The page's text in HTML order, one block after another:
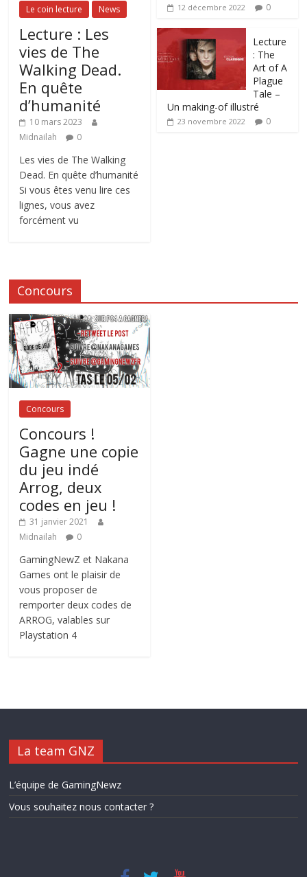
Le coin lecture News
Lecture : Les
vies de The
Walking Dead.
En quête
d’humanité
10 mars 2023
Midnailah
0
Les vies de The Walking
Dead. En quête d’humanité
Si vous êtes venu lire ces
lignes, vous avez
forcément vu
12 décembre 2022 0
Lecture
: The
Art of A
Plague
Tale –
Un making-of illustré
23 novembre 2022 0
Concours
Concours
Concours !
Gagne une copie
du jeu indé
Arrog, deux
codes en jeu !
31 janvier 2021
Midnailah
0
GamingNewZ et Nakana
Games ont le plaisir de
vous proposer de
remporter deux codes de
ARROG, valables sur
Playstation 4
La team GNZ
L’équipe de GamingNewz
Vous souhaitez nous contacter ?